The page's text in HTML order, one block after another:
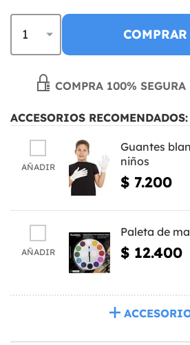
COMPRA 100%
ACCESORIOS RECOMENDADOS:
AÑADIR
Guantes
niños
$ 7.200
AÑADIR
Paleta de
$ 12.400